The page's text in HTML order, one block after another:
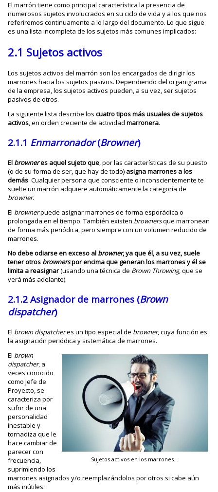
El marrón tiene como principal característica la presencia de
numerosos sujetos involucrados en su ciclo de vida y a los que nos
referiremos continuamente a lo largo del documento. Lo que sigue
es una lista incompleta de los sujetos más comunes implicados:
2.1 Sujetos activos
Los sujetos activos del marrón son los encargados de dirigir los
marrones hacia los sujetos pasivos. Dependiendo del organigrama
de la empresa, los sujetos activos pueden, a su vez, ser sujetos
pasivos de otros.
La siguiente lista describe loscuatro tipos más usuales de sujetos
activos, en orden creciente de actividadmarronera.
2.1.1 Enmarronador(Browner)
El browneres aquel sujeto que, por las características de su puesto
(o de su forma de ser, que hay de todo) asigna marrones a los
demás. Cualquier persona que consciente o inconscientemente te
suelte un marrón adquiere automáticamente la categoría de
browner.
El brownerpuede asignar marrones de forma esporádica o
prolongada en el tiempo. También existen brownersque marronean
de forma más periódica, pero siempre con un volumen reducido de
marrones.
No debe odiarse en exceso al browner, ya que él, a su vez, suele
tener otros brownerspor encima que generan los marrones y él se
limita a reasignar(usando una técnica de Brown Throwing, que se
verá más adelante).
2.1.2 Asignador de marrones (Brown
dispatcher)
El brown dispatcheres un tipo especial de browner, cuya función es
la asignación periódica y sistemática de marrones.
Sujetos activos en los marrones…
El brown
dispatcher, a
veces conocido
como Jefe de
Proyecto, se
caracteriza por
sufrir de una
personalidad
inestable y
tornadiza que le
hace cambiar de
parecer con
frecuencia,
suprimiendo los
marrones asignados y/o reemplazándolos por otros si cabe aún
más inútiles.